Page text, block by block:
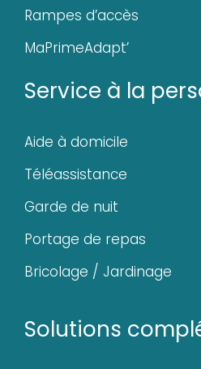
Rampes d’accès
MaPrimeAdapt’
Service à la
Aide à domicile
Téléassistance
Garde de nuit
Portage de repas
Bricolage / Jardinage
Solutions